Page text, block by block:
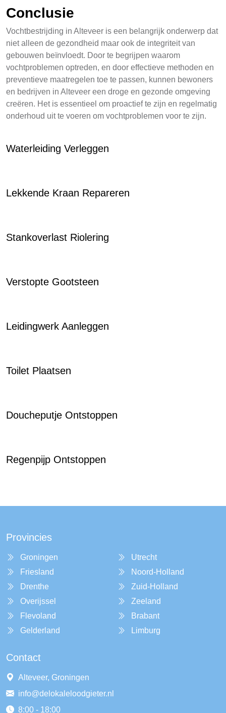
Conclusie
Vochtbestrijding in Alteveer is een belangrijk onderwerp dat
niet alleen de gezondheid maar ook de integriteit van
gebouwen beïnvloedt. Door te begrijpen waarom
vochtproblemen optreden, en door effectieve methoden en
preventieve maatregelen toe te passen, kunnen bewoners
en bedrijven in Alteveer een droge en gezonde omgeving
creëren. Het is essentieel om proactief te zijn en regelmatig
onderhoud uit te voeren om vochtproblemen voor te zijn.
Waterleiding Verleggen
Lekkende Kraan Repareren
Stankoverlast Riolering
Verstopte Gootsteen
Leidingwerk Aanleggen
Toilet Plaatsen
Doucheputje Ontstoppen
Regenpijp Ontstoppen
Provincies
Groningen
Friesland
Drenthe
Overijssel
Flevoland
Gelderland
Utrecht
Noord-Holland
Zuid-Holland
Zeeland
Brabant
Limburg
Contact
Alteveer, Groningen
info@delokaleloodgieter.nl
8:00 - 18:00